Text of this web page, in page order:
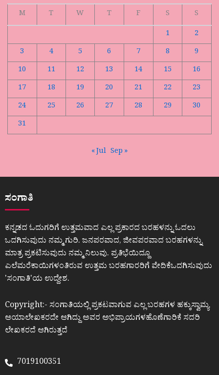
M
T W T F S
S
1
2
3
4 5 6 7 8
9
10
11 12 13 14 15
16
17
18 19 20 21 22
23
24
25 26 27 28 29
30
31
« Jul Sep »
ಸಂಗಾತಿ
ಕನ್ನಡದ ಓದುಗರಿಗೆ ಉತ್ತಮವಾದ ಎಲ್ಲ ಪ್ರಕಾರದ ಬರಹಳನ್ನು ಓದಲು
ಒದಗಿಸುವುದು ನಮ್ಮ ಗುರಿ. ಜನಪರವಾದ, ಜೀವಪರವಾದ ಬರಹಗಳನ್ನು
ಮಾತ್ರ ಪ್ರಕಟಿಸುವುದು ನಮ್ಮ ನಿಲುವು. ಪ್ರತಿಭೆಯಿದ್ದೂ
ಎಲೆಮರೆಕಾಯಿಗಳಂತಿರುವ ಉತ್ತಮ ಬರಹಗಾರರಿಗೆ ವೇದಿಕೆಒದಗಿಸುವುದು
ʼಸಂಗಾತಿʼಯ ಉದ್ದೇಶ.
Copyright:- ಸಂಗಾತಿಯಲ್ಲಿ ಪ್ರಕಟವಾಗುವ ಎಲ್ಲ ಬರಹಗಳ ಹಕ್ಕುಸ್ವಾಮ್ಯ
ಆಯಾಲೇಖಕರದೇ ಆಗಿದ್ದು ಅವರ ಅಭಿಪ್ರಾಯಗಳಹೊಣೆಗಾರಿಕೆ ಸದರಿ
ಲೇಖಕರದೆ ಆಗಿರುತ್ತದೆ
7019100351